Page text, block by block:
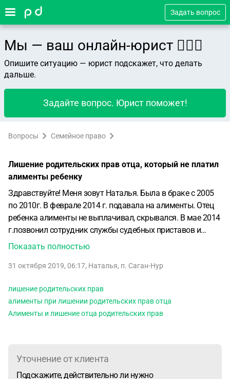
Задать вопрос
Мы — ваш онлайн-юрист 👨🏻‍⚖️
Опишите ситуацию — юрист подскажет, что делать
дальше.
Задайте вопрос. Юрист поможет!
Вопросы Семейное право
Лишение родительских прав отца, который не платил
алименты ребенку
Здравствуйте! Меня зовут Наталья. Была в браке с 2005
по 2010г. В феврале 2014 г. подавала на алименты. Отец
ребенка алименты не выплачивал, скрывался. В мае 2014
г.позвонил сотрудник службы судебных приставов и
сказал, что если Я не заберу заявление, то у отца ребенка
настоящее время никакой помощи в воспитании и
заявление о лишении родительских прав? Если да, то в
какой орган, какие необходимы документы и по месту
прописки кого из родителей нужно подавать такое
Показать полностью
31 октября 2019, 06:17, Наталья, п. Саган-Нур
лишение родительских прав
алименты при лишении родительских прав отца
Алименты и лишение отца родительских прав
Уточнение от клиента
Подскажите, действительно ли нужно